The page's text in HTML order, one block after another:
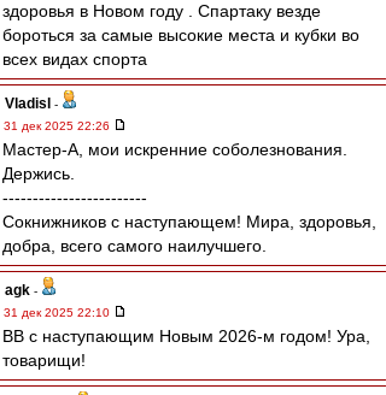
здоровья в Новом году . Спартаку везде
бороться за самые высокие места и кубки во
всех видах спорта
Vladisl
-
31 дек 2025 22:26
Мастер-А, мои искренние соболезнования.
Держись.
------------------------
Сокнижников с наступающем! Мира, здоровья,
добра, всего самого наилучшего.
agk -
31 дек 2025 22:10
ВВ с наступающим Новым 2026-м годом! Ура,
товарищи!